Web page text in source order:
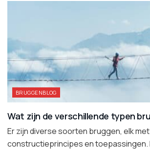
BRUGGENBLOG
Wat zijn de verschillende typen
Er zijn diverse soorten bruggen, elk
constructieprincipes en toepassingen.